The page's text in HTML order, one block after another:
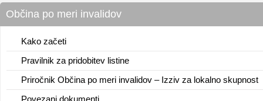
Občina po meri invalidov
Kako začeti
Pravilnik za pridobitev listine
Priročnik Občina po meri invalidov – Izziv za lokalno skupnost
Povezani dokumenti